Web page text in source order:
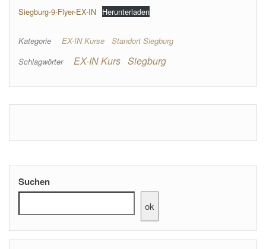
Siegburg-9-Flyer-EX-IN Herunterladen
Kategorie EX-IN Kurse
Standort Siegburg
Schlagwörter
EX-IN Kurs Siegburg
Suchen
ok